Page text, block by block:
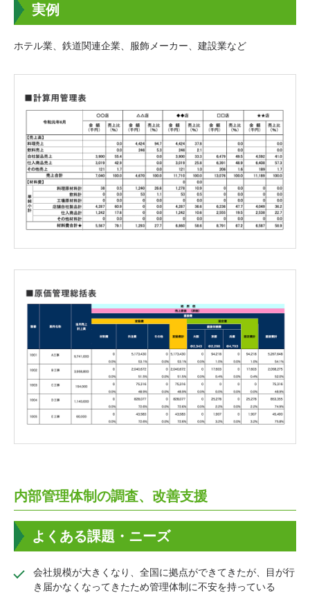
実例
ホテル業、鉄道関連企業、服飾メーカー、建設業など
内部管理体制の調査、改善支援
よくある課題・ニーズ
会社規模が大きくなり、全国に拠点ができてきたが、目が行
き届かなくなってきたため管理体制に不安を持っている